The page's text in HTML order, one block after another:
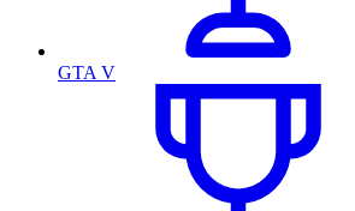
GTA V